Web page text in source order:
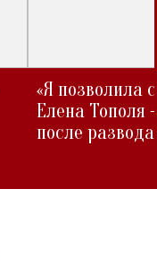
«Я позволила
Елена Тополя
после развода